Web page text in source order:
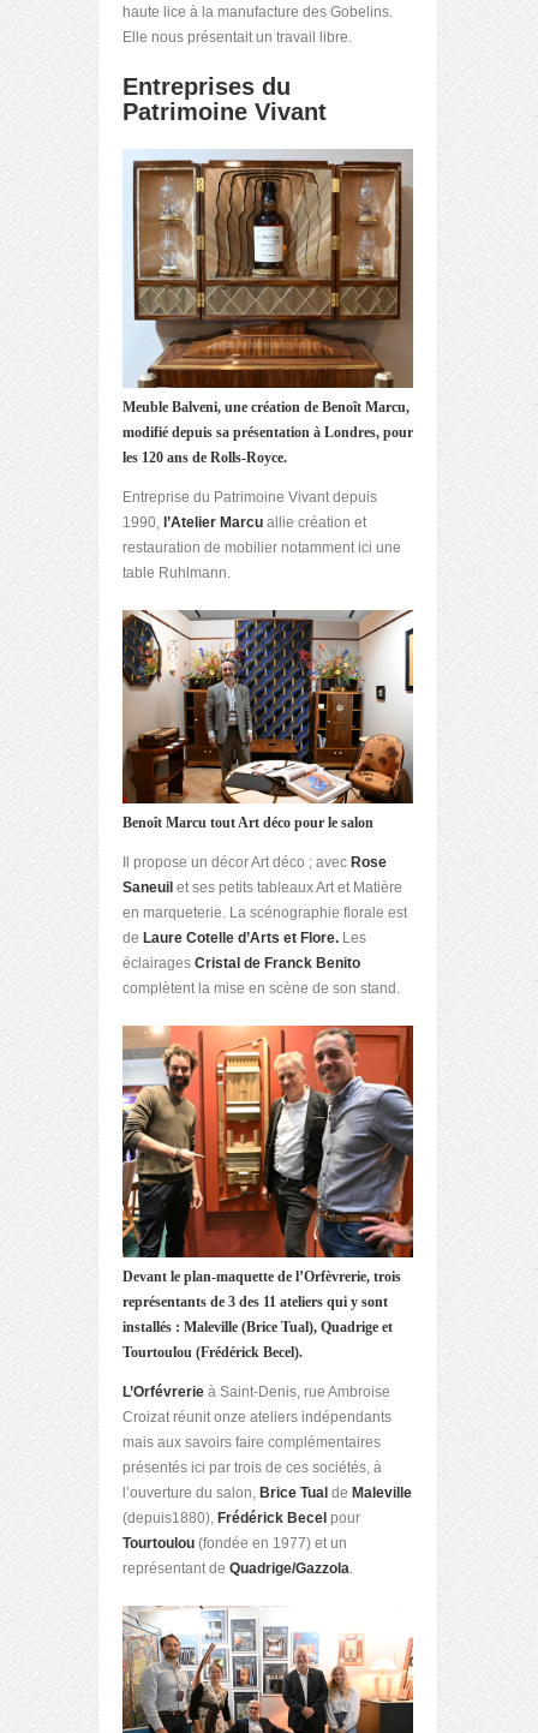
haute lice à la manufacture des Gobelins.
Elle nous présentait un travail libre.
Entreprises du
Patrimoine Vivant
Meuble Balveni, une création de Benoît Marcu,
modifié depuis sa présentation à Londres, pour
les 120 ans de Rolls-Royce.
Entreprise du Patrimoine Vivant depuis
1990, l’Atelier Marcu allie création et
restauration de mobilier notamment ici une
table Ruhlmann.
Benoît Marcu tout Art déco pour le salon
Il propose un décor Art déco ; avec Rose
Saneuil et ses petits tableaux Art et Matière
en marqueterie. La scénographie florale est
de Laure Cotelle d’Arts et Flore. Les
éclairages Cristal de Franck Benito
complètent la mise en scène de son stand.
Devant le plan-maquette de l’Orfèvrerie, trois
représentants de 3 des 11 ateliers qui y sont
installés : Maleville (Brice Tual), Quadrige et
Tourtoulou (Frédérick Becel).
L’Orfévrerie à Saint-Denis, rue Ambroise
Croizat réunit onze ateliers indépendants
mais aux savoirs faire complémentaires
présentés ici par trois de ces sociétés, à
l’ouverture du salon, Brice Tual de Maleville
(depuis1880), Frédérick Becel pour
Tourtoulou (fondée en 1977) et un
représentant de Quadrige/Gazzola.